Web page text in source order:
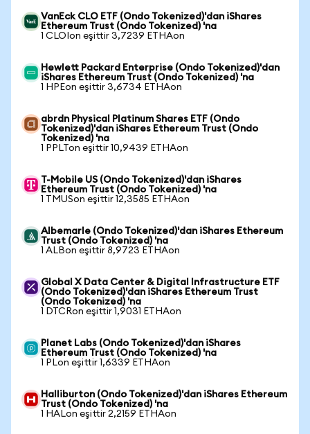
VanEck CLO ETF (Ondo Tokenized)'dan iShares
Ethereum Trust (Ondo Tokenized) 'na
1 CLOIon eşittir 3,7239 ETHAon
Hewlett Packard Enterprise (Ondo Tokenized)'dan
iShares Ethereum Trust (Ondo Tokenized) 'na
1 HPEon eşittir 3,6734 ETHAon
abrdn Physical Platinum Shares ETF (Ondo
Tokenized)'dan iShares Ethereum Trust (Ondo
Tokenized) 'na
1 PPLTon eşittir 10,9439 ETHAon
T-Mobile US (Ondo Tokenized)'dan iShares
Ethereum Trust (Ondo Tokenized) 'na
1 TMUSon eşittir 12,3585 ETHAon
Albemarle (Ondo Tokenized)'dan iShares Ethereum
Trust (Ondo Tokenized) 'na
1 ALBon eşittir 8,9723 ETHAon
Global X Data Center & Digital Infrastructure ETF
(Ondo Tokenized)'dan iShares Ethereum Trust
(Ondo Tokenized) 'na
1 DTCRon eşittir 1,9031 ETHAon
Planet Labs (Ondo Tokenized)'dan iShares
Ethereum Trust (Ondo Tokenized) 'na
1 PLon eşittir 1,6339 ETHAon
Halliburton (Ondo Tokenized)'dan iShares Ethereum
Trust (Ondo Tokenized) 'na
1 HALon eşittir 2,2159 ETHAon